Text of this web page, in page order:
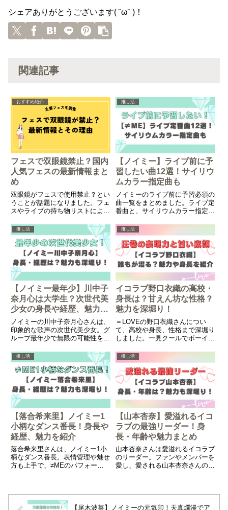
シェアありがとうございます( ˘ω˘ )！
関連記事
おすすめ紹介
フェスで双眼鏡禁止？国内
人気フェスの最新情報まと
め
双眼鏡がフェスで使用禁止？とい
うことが話題になりました。フェ
スやライブの持ち物リストによく
止となってしまったのでしょう
か。最新情報と禁止の理由などに
ついて解説していきます。
推し活
【ノイミー】ライブ前に予
習したい曲12選！サイリウ
ムカラー指定曲も
ノイミーのライブ前に予習必須の
曲一覧をまとめました。ライブ定
番曲と、サイリウムカラー指定の
推し活
【ノイミー最年少】川中子
奈月心は大学生？次世代美
少女の身長や経歴、魅力を
紹介！
ノイミーの川中子奈月心さんは、
印象的な歌声の次世代美少女。グ
ループ最年少で無限の可能性を秘
心さんの基本情報や魅力を徹底解
説します。
推し活
イコラブ野口衣織の高校・
身長は？甘えん坊な性格？
魅力を深堀り！
＝LOVEの野口衣織さんについ
て、高校や身長、性格まで深堀り
しました。一見クールでボーイッ
の魅力に迫ります。
推し活
【落合希来里】ノイミー1
小柄なダンス番長！身長や
経歴、魅力を紹介
落合希来里さんは、ノイミー1小
柄なダンス番長。表情管理や魅せ
方も上手で、≠MEのパフォーマ
ます。
推し活
【山本杏奈】愛溢れるイコ
ラブの最強リーダー！身
長・年齢や魅力まとめ
山本杏奈さんは愛溢れるイコラブ
のリーダー。ファンやメンバーを
愛し、愛される山本杏奈さんの基
【尾木波菜】ノイミーの元気印！天真爛漫でア